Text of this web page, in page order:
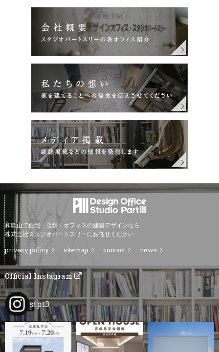
和歌山で住宅・店舗・オフィスの建築デザインなら
株式会社スタジオパートスリーにお任せください
privacy policy sitemap contact news
Official Instagram
stpt3